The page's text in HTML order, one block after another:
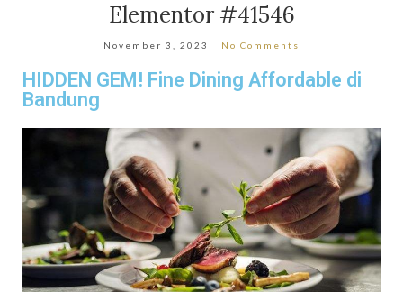
Elementor #41546
November 3, 2023 No Comments
HIDDEN GEM! Fine Dining Affordable di
Bandung